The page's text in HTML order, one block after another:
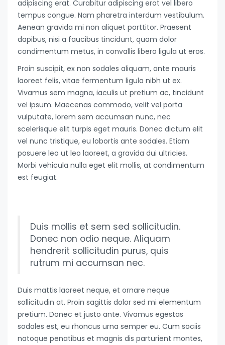
adipiscing erat. Curabitur adipiscing erat vel libero
tempus congue. Nam pharetra interdum vestibulum.
Aenean gravida mi non aliquet porttitor. Praesent
dapibus, nisi a faucibus tincidunt, quam dolor
condimentum metus, in convallis libero ligula ut eros.
Proin suscipit, ex non sodales aliquam, ante mauris
laoreet felis, vitae fermentum ligula nibh ut ex.
Vivamus sem magna, iaculis ut pretium ac, tincidunt
vel ipsum. Maecenas commodo, velit vel porta
vulputate, lorem sem accumsan nunc, nec
scelerisque elit turpis eget mauris. Donec dictum elit
vel nunc tristique, eu lobortis ante sodales. Etiam
posuere leo ut leo laoreet, a gravida dui ultricies.
Morbi vehicula nulla eget elit mollis, at condimentum
est feugiat.
Duis mollis et sem sed sollicitudin.
Donec non odio neque. Aliquam
hendrerit sollicitudin purus, quis
rutrum mi accumsan nec.
Duis mattis laoreet neque, et ornare neque
sollicitudin at. Proin sagittis dolor sed mi elementum
pretium. Donec et justo ante. Vivamus egestas
sodales est, eu rhoncus urna semper eu. Cum sociis
natoque penatibus et magnis dis parturient montes,